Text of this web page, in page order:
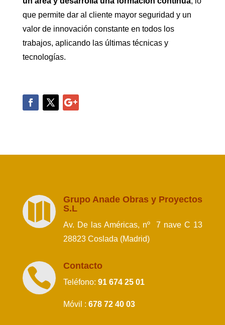
que permite dar al cliente mayor seguridad y un
valor de innovación constante en todos los
trabajos, aplicando las últimas técnicas y
tecnologías.

Grupo Anade Obras y Proyectos
S.L
Av. De las Américas, nº 7 nave C 13
28823 Coslada (Madrid)
 Contacto
Teléfono: 91 674 25 01
Móvil : 678 72 40 03